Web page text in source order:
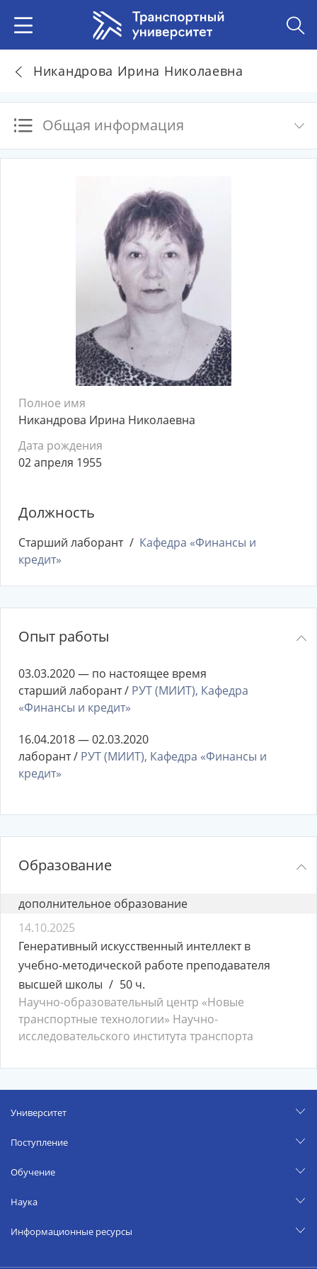
Никандрова Ирина Николаевна
Общая информация
Полное имя
Никандрова Ирина Николаевна
Дата рождения
02 апреля 1955
Должность
Старший лаборант
Кафедра «Финансы и
кредит»
Опыт работы
03.03.2020 — по настоящее время
старший лаборант / РУТ (МИИТ), Кафедра
«Финансы и кредит»
16.04.2018 — 02.03.2020
лаборант / РУТ (МИИТ), Кафедра «Финансы и
кредит»
Образование
дополнительное образование
14.10.2025
Генеративный искусственный интеллект в
учебно-методической работе преподавателя
высшей школы
50 ч.
Научно-образовательный центр «Новые
транспортные технологии» Научно-
исследовательского института транспорта
Университет
Поступление
Обучение
Наука
Информационные ресурсы